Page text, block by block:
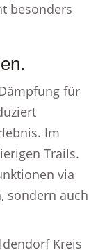
besonders
für
Im
Trails.
via
sondern auch
Kreis